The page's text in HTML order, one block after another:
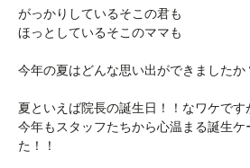
がっかりしているそこの君も
ほっとしているそこのママも
今年の夏はどんな思い出ができましたか
夏といえば院長の誕生日！！なワケです
今年もスタッフたちから心温まる誕生ケ
た！！